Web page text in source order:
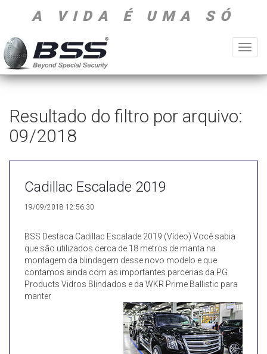
A VIDA É UMA SÓ
Resultado do filtro por arquivo:
09/2018
Cadillac Escalade 2019
19/09/2018 12:56:30
BSS Destaca Cadillac Escalade 2019 (Vídeo) Você sabia
que são utilizados cerca de 18 metros de manta na
montagem da blindagem desse novo modelo e que
contamos ainda com as importantes parcerias da PG
Products Vidros Blindados e da WKR Prime Ballistic para
manter